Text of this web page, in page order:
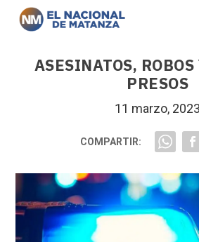
ASESINATOS,
PRESOS
11 marzo, 2023
COMPARTIR: